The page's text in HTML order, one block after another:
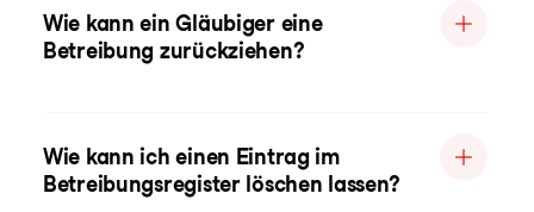
Wie kann ein Gläubiger eine
Betreibung zurückziehen?
Wie kann ich einen Eintrag im
Betreibungsregister löschen lassen?